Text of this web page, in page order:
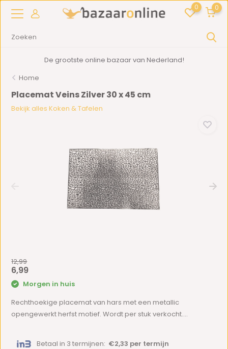
0 0
De grootste online bazaar van Nederland!
Home
Placemat Veins Zilver 30 x 45 cm
Bekijk alles Koken & Tafelen
12,99
6,99
Morgen in huis
Rechthoekige placemat van hars met een metallic
opengewerkt herfst motief. Wordt per stuk verkocht....
Betaal in 3 termijnen: €2,33 per termijn